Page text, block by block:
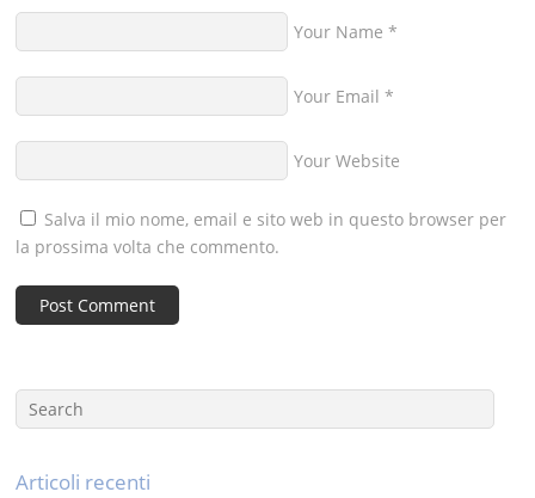
Your Name *
Your Email *
Your Website
Salva il mio nome, email e sito web in questo browser per
la prossima volta che commento.
Articoli recenti